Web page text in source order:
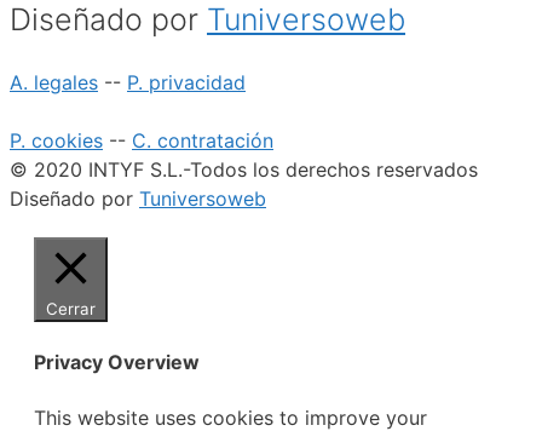
Diseñado por Tuniversoweb
A. legales -- P. privacidad
P. cookies -- C. contratación
© 2020 INTYF S.L.-Todos los derechos reservados
Diseñado por Tuniversoweb
Cerrar
Privacy Overview
This website uses cookies to improve your